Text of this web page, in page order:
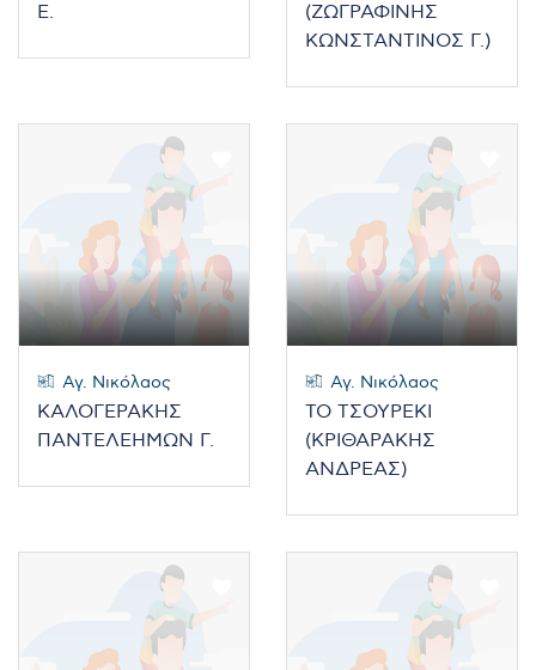
Ε.
(ΖΩΓΡΑΦΙΝΗΣ
ΚΩΝΣΤΑΝΤΙΝΟΣ Γ.)
Αγ. Νικόλαος
ΚΑΛΟΓΕΡΑΚΗΣ
ΠΑΝΤΕΛΕΗΜΩΝ Γ.
Αγ. Νικόλαος
ΤΟ ΤΣΟΥΡΕΚΙ
(ΚΡΙΘΑΡΑΚΗΣ
ΑΝΔΡΕΑΣ)